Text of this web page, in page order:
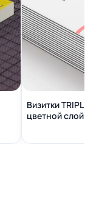
Визитки
цветной слой